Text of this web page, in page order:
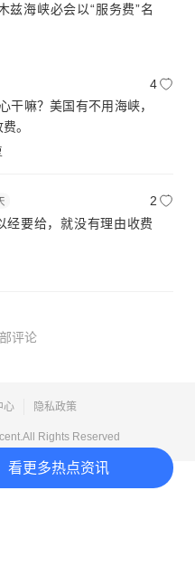
看更多热点资讯
兹海峡必会以“服务费”名
4
干嘛？美国有不用海峡，
。
2
经要给，就没有理由收费
评论
心 隐私政策
Rights Reserved